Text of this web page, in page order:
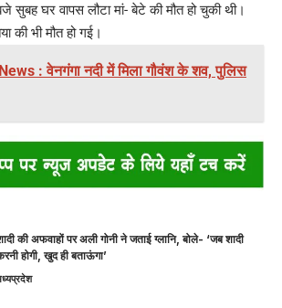
सुबह घर वापस लौटा मां- बेटे की मौत हो चुकी थी।
की भी मौत हो गई।
: वेनगंगा नदी में मिला गौवंश के शव, पुलिस
की अफवाहों पर अली गोनी ने जताई ग्लानि, बोले- ‘जब शादी
होगी, खुद ही बताऊंगा’